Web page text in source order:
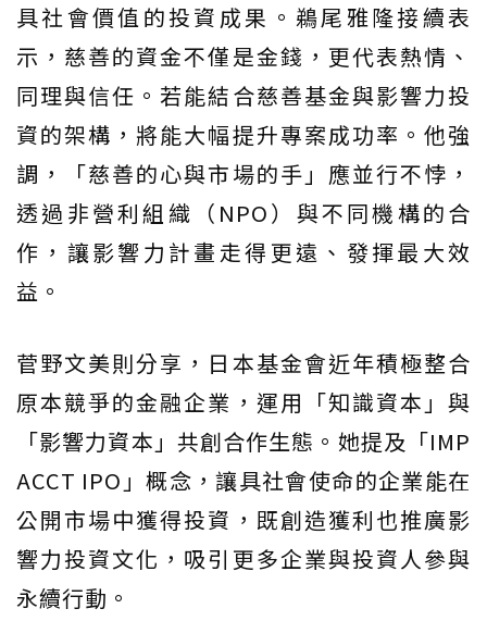
具社會價值的投資成果。鵜尾雅隆接續表
示，慈善的資金不僅是金錢，更代表熱情、
同理與信任。若能結合慈善基金與影響力投
資的架構，將能大幅提升專案成功率。他強
調，「慈善的心與市場的手」應並行不悖，
透過非營利組織（NPO）與不同機構的合
作，讓影響力計畫走得更遠、發揮最大效
益。
菅野文美則分享，日本基金會近年積極整合
原本競爭的金融企業，運用「知識資本」與
「影響力資本」共創合作生態。她提及「IMP
ACCT IPO」概念，讓具社會使命的企業能在
公開市場中獲得投資，既創造獲利也推廣影
響力投資文化，吸引更多企業與投資人參與
永續行動。